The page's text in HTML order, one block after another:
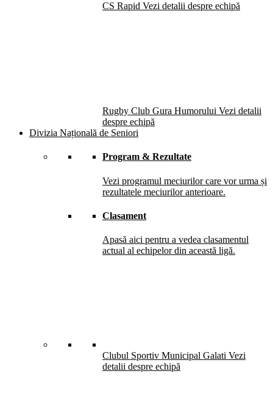
CS Rapid Vezi detalii despre echipă
Rugby Club Gura Humorului Vezi detalii
despre echipă
Divizia Națională de Seniori
Program & Rezultate
Vezi programul meciurilor care vor urma și
rezultatele meciurilor anterioare.
Clasament
Apasă aici pentru a vedea clasamentul
actual al echipelor din această ligă.
Clubul Sportiv Municipal Galati Vezi
detalii despre echipă